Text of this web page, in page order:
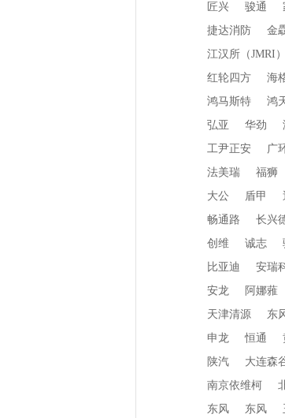
匠兴
骏通
捷达消防
金
江汉所（JMRI）
红轮四方
海
鸿马斯特
鸿
弘亚
华劲
工尹正安
广
法美瑞
福狮
大公
盾甲
畅通路
长兴
创维
诚志
比亚迪
安瑞
安龙
阿娜蕥
天津清源
东
申龙
恒通
陕汽
大连森
南京依维柯
东风
东风